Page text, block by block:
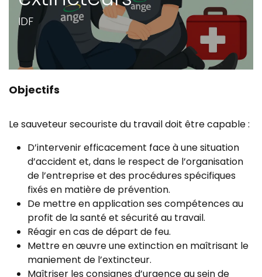
IDF
Objectifs
Le sauveteur secouriste du travail doit être capable :
D’intervenir efficacement face à une situation
d’accident et, dans le respect de l’organisation
de l’entreprise et des procédures spécifiques
fixés en matière de prévention.
De mettre en application ses compétences au
profit de la santé et sécurité au travail.
Réagir en cas de départ de feu.
Mettre en œuvre une extinction en maîtrisant le
maniement de l’extincteur.
Maîtriser les consignes d’urgence au sein de